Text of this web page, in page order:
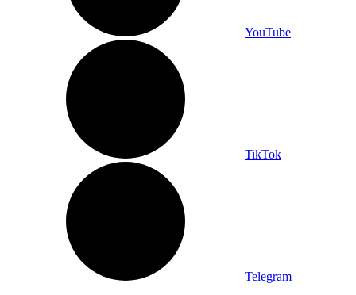
YouTube
TikTok
Telegram